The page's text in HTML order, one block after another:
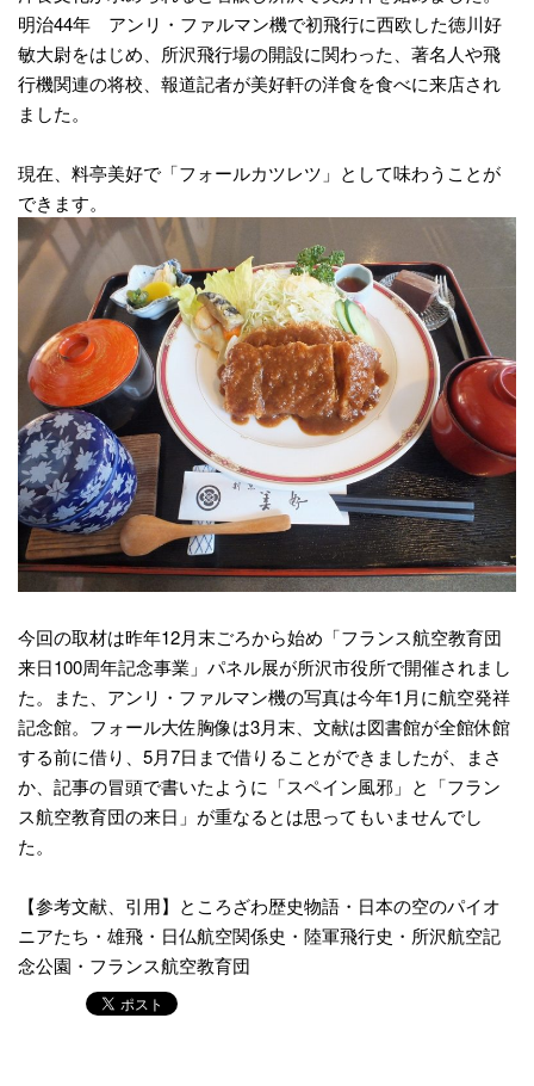
明治44年 アンリ・ファルマン機で初飛行に西欧した徳川好
敏大尉をはじめ、所沢飛行場の開設に関わった、著名人や飛
行機関連の将校、報道記者が美好軒の洋食を食べに来店され
ました。
現在、料亭美好で「フォールカツレツ」として味わうことが
できます。
今回の取材は昨年12月末ごろから始め「フランス航空教育団
来日100周年記念事業」パネル展が所沢市役所で開催されまし
た。また、アンリ・ファルマン機の写真は今年1月に航空発祥
記念館。フォール大佐胸像は3月末、文献は図書館が全館休館
する前に借り、5月7日まで借りることができましたが、まさ
か、記事の冒頭で書いたように「スペイン風邪」と「フラン
ス航空教育団の来日」が重なるとは思ってもいませんでし
た。
【参考文献、引用】ところざわ歴史物語・日本の空のパイオ
ニアたち・雄飛・日仏航空関係史・陸軍飛行史・所沢航空記
念公園・フランス航空教育団